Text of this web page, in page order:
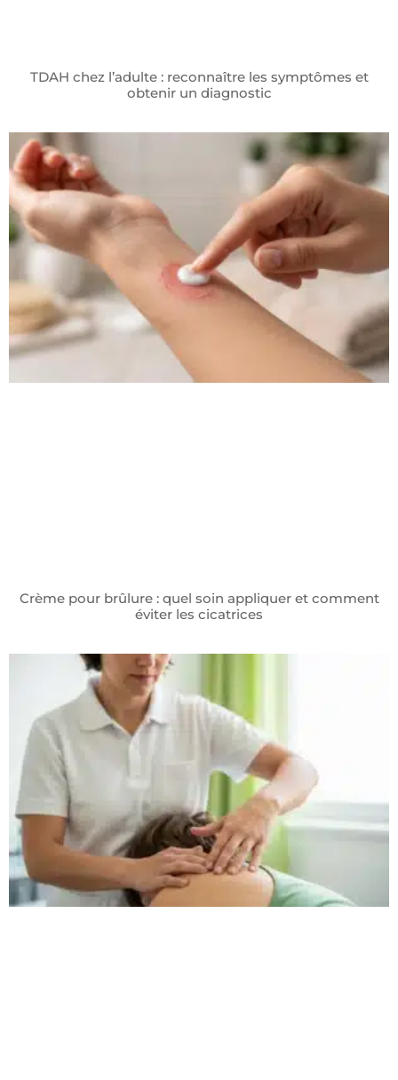
TDAH chez l’adulte : reconnaître les symptômes et
obtenir un diagnostic
Crème pour brûlure : quel soin appliquer et comment
éviter les cicatrices